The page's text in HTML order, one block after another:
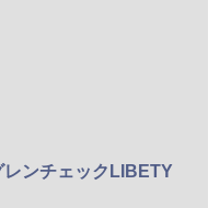
レンチェックLIBETY